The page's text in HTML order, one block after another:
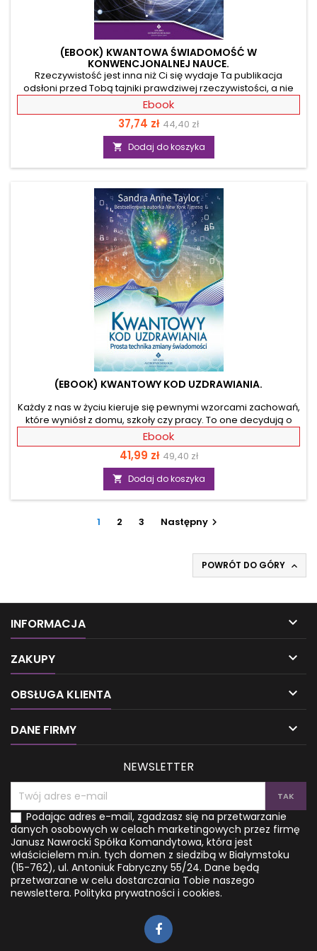
(EBOOK) KWANTOWA ŚWIADOMOŚĆ W
KONWENCJONALNEJ NAUCE.
Rzeczywistość jest inna niż Ci się wydaje Ta publikacja
odsłoni przed Tobą tajniki prawdziwej rzeczywistości, a nie
tylko tej, którą ujawnia zmysł wzroku. Korzystając z odkryć
fizyki kwantowej będziesz w stanie zobaczyć wiele więcej.
Dzięki tej książce poznasz: - najnowsze badania nad
świadomością w ramach konwencjonalnej nauki, czyli
biologii, medycyny i fizyki, - w pełni naukowe wyjaśnienie
zjawisk, które wcześniej były kojarzone jedynie z nauką
Ebook
Cena
37,74 zł Cena
podstawowa
44,40 zł
 Dodaj do koszyka
(EBOOK) KWANTOWY KOD UZDRAWIANIA.
Każdy z nas w życiu kieruje się pewnymi wzorcami zachowań,
które wyniósł z domu, szkoły czy pracy. To one decydują o
naszych sukcesach i porażkach. Teraz jednak nadszedł czas,
aby je w końcu uzdrowić na kwantowym poziomie. To, co
przez całe życie Ci wpajano, nareszcie przestanie być Twoim
przeznaczeniem. Dzięki przedstawionej metodzie nauczysz
się dekodować szkodliwe energie, a w ich miejsce
wprowadzać wzorce nastawione na sukces i osiąganie
Ebook
Cena
41,99 zł Cena
podstawowa
49,40 zł
 Dodaj do koszyka
1 2 3 Następny
POWRÓT DO GÓRY 
INFORMACJA 
ZAKUPY 
OBSŁUGA KLIENTA 
DANE FIRMY 
NEWSLETTER
Podając adres e-mail, zgadzasz się na przetwarzanie
danych osobowych w celach marketingowych przez firmę
Janusz Nawrocki Spółka Komandytowa, która jest
właścicielem m.in. tych domen z siedzibą w Białymstoku
(15-762), ul. Antoniuk Fabryczny 55/24. Dane będą
przetwarzane w celu dostarczania Tobie naszego
newslettera. Polityka prywatności i cookies.